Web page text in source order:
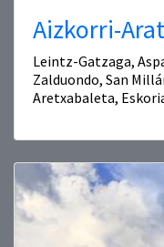
Aizkorri-
Leintz-Gatzaga,
Zalduondo, San
Aretxabaleta,